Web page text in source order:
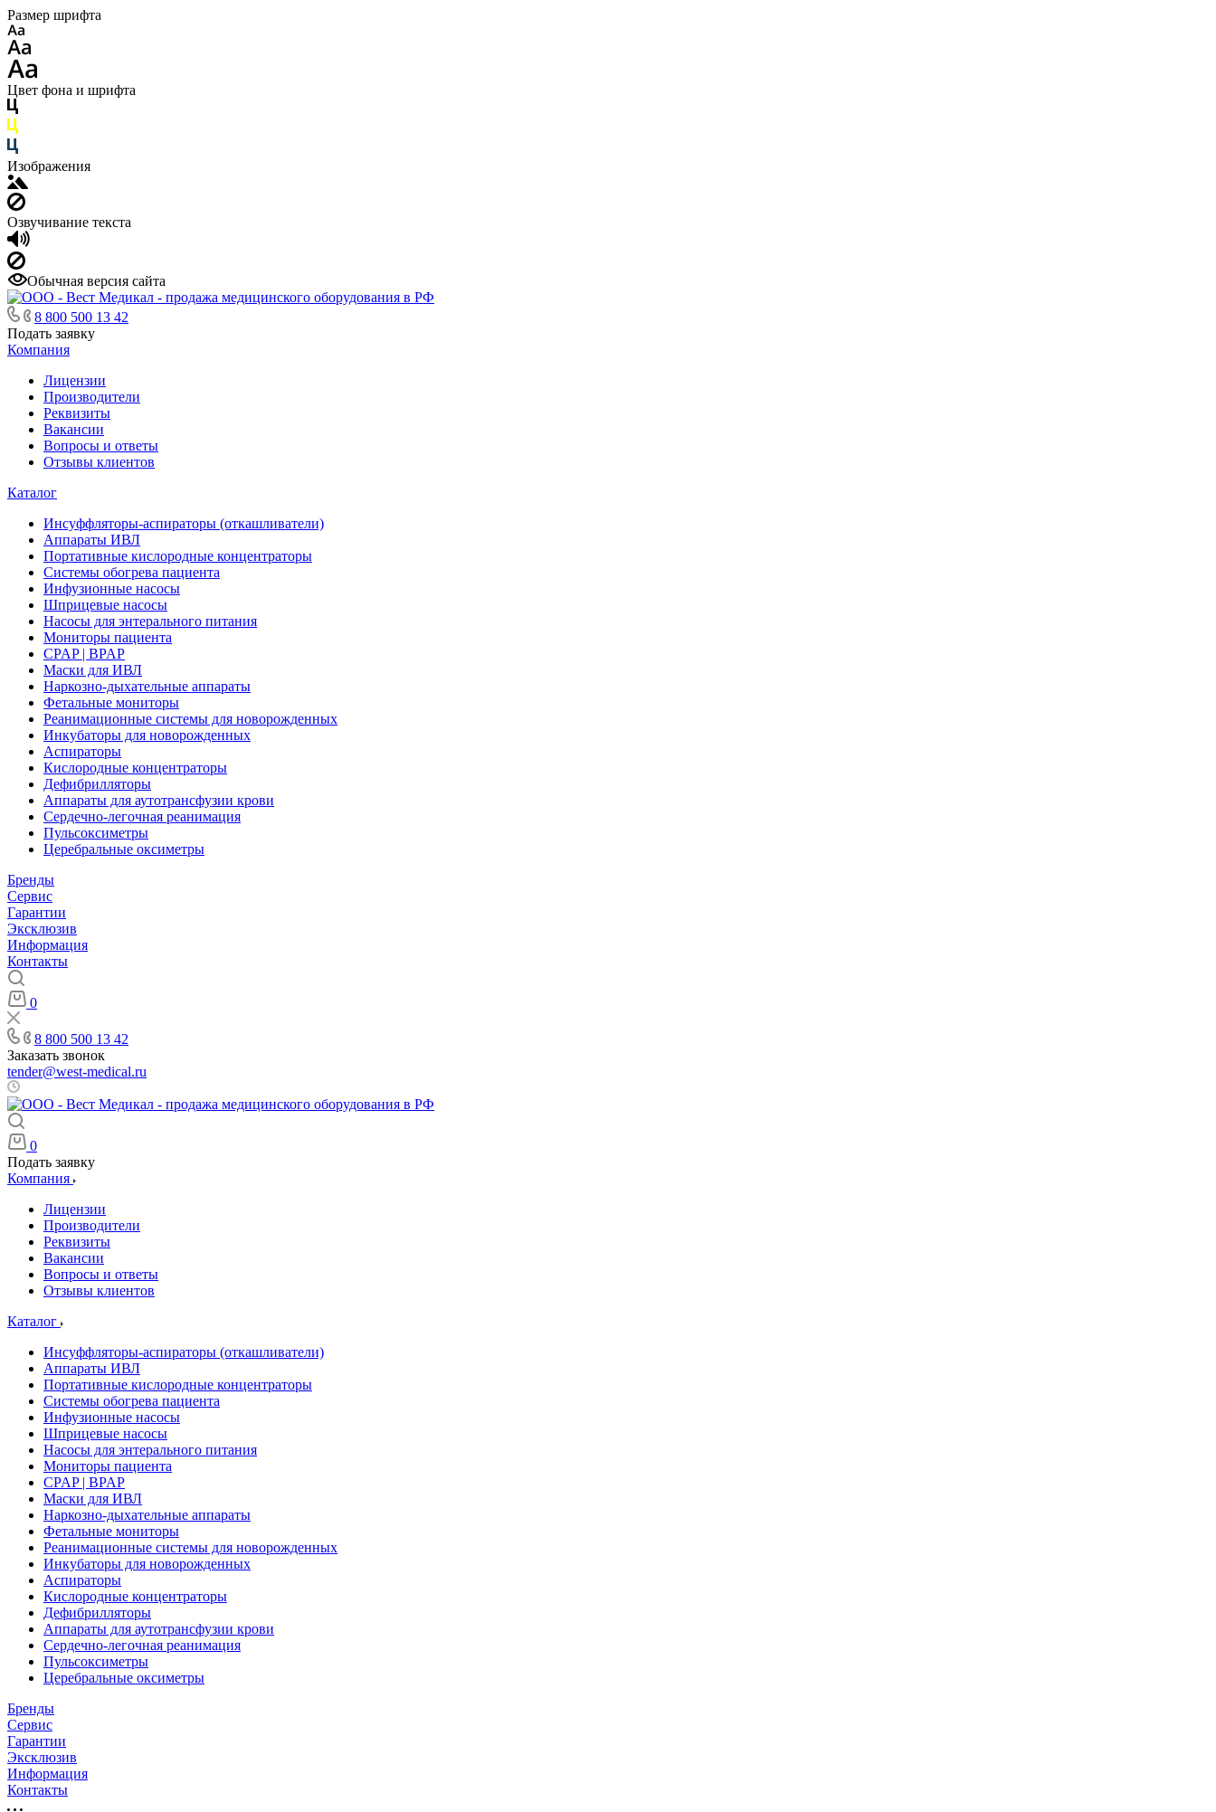
Размер шрифта
Цвет фона и шрифта
Изображения
Озвучивание текста
Обычная версия сайта
8 800 500 13 42
Подать заявку
Компания
Лицензии
Производители
Реквизиты
Вакансии
Вопросы и ответы
Отзывы клиентов
Каталог
Инсуффляторы-аспираторы (откашливатели)
Аппараты ИВЛ
Портативные кислородные концентраторы
Системы обогрева пациента
Инфузионные насосы
Шприцевые насосы
Насосы для энтерального питания
Мониторы пациента
CPAP | BPAP
Маски для ИВЛ
Наркозно-дыхательные аппараты
Фетальные мониторы
Реанимационные системы для новорожденных
Инкубаторы для новорожденных
Аспираторы
Кислородные концентраторы
Дефибрилляторы
Аппараты для аутотрансфузии крови
Сердечно-легочная реанимация
Пульсоксиметры
Церебральные оксиметры
Бренды
Сервис
Гарантии
Эксклюзив
Информация
Контакты
0
8 800 500 13 42
Заказать звонок
tender@west-medical.ru
0
Подать заявку
Компания
Лицензии
Производители
Реквизиты
Вакансии
Вопросы и ответы
Отзывы клиентов
Каталог
Инсуффляторы-аспираторы (откашливатели)
Аппараты ИВЛ
Портативные кислородные концентраторы
Системы обогрева пациента
Инфузионные насосы
Шприцевые насосы
Насосы для энтерального питания
Мониторы пациента
CPAP | BPAP
Маски для ИВЛ
Наркозно-дыхательные аппараты
Фетальные мониторы
Реанимационные системы для новорожденных
Инкубаторы для новорожденных
Аспираторы
Кислородные концентраторы
Дефибрилляторы
Аппараты для аутотрансфузии крови
Сердечно-легочная реанимация
Пульсоксиметры
Церебральные оксиметры
Бренды
Сервис
Гарантии
Эксклюзив
Информация
Контакты